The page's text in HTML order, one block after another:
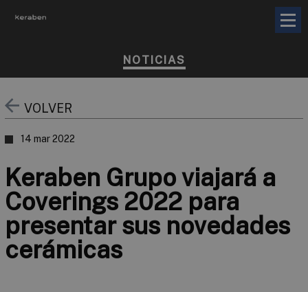
NOTICIAS
VOLVER
14 mar 2022
Keraben Grupo viajará a
Coverings 2022 para
presentar sus novedades
cerámicas